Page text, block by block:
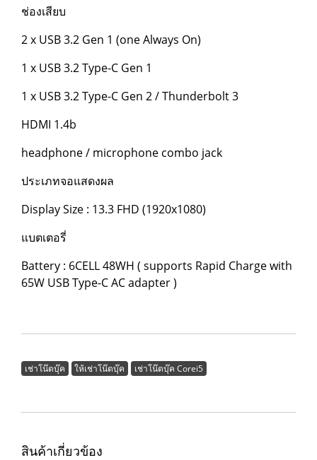
ช่องเสียบ
2 x USB 3.2 Gen 1 (one Always On)
1 x USB 3.2 Type-C Gen 1
1 x USB 3.2 Type-C Gen 2 / Thunderbolt 3
HDMI 1.4b
headphone / microphone combo jack
ประเภทจอแสดงผล
Display Size : 13.3 FHD (1920x1080)
แบตเตอรี่
Battery : 6CELL 48WH ( supports Rapid Charge with
65W USB Type-C AC adapter )
เช่าโน๊ตบุ๊ค ให้เช่าโน๊ตบุ๊ค เช่าโน๊ตบุ๊ค Corei5
สินค้าเกี่ยวข้อง